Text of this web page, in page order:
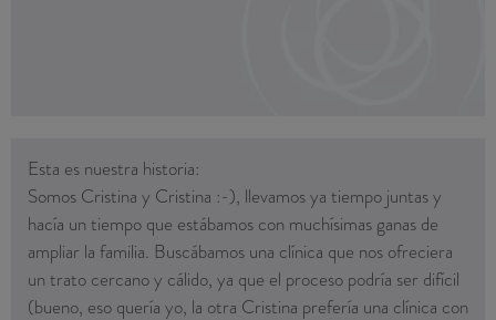
algunas mujeres es lo que nos ha tocado.
Me costó mucho aceptar que mis hijos nunca serían con mis
óvulos, durante meses mi cabeza fue un mar de dudas.
Cuando finalmente lo asumes tras el tratamiento te vuelves a
enfrentar a la llamada con la noticia, a veces fatídica a veces
Esta es nuestra historia:
Somos Cristina y Cristina :-), llevamos ya tiempo juntas y
hacía un tiempo que estábamos con muchísimas ganas de
ampliar la familia. Buscábamos una clínica que nos ofreciera
un trato cercano y cálido, ya que el proceso podría ser difícil
(bueno, eso quería yo, la otra Cristina prefería una clínica con